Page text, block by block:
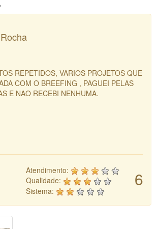
REPETIDOS, VARIOS PROJETOS QUE
COM O BREEFING , PAGUEI PELAS
E NAO RECEBI NENHUMA.
6
Atendimento:
Qualidade:
Sistema: